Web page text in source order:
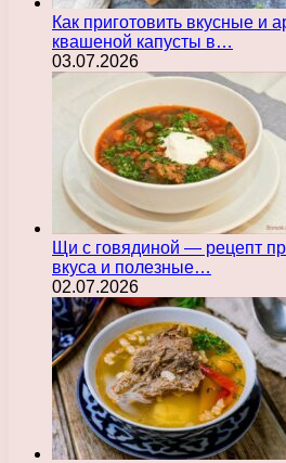
Как приготовить вкусные и
квашеной капусты в…
03.07.2026
Щи с говядиной — рецепт
вкуса и полезные…
02.07.2026